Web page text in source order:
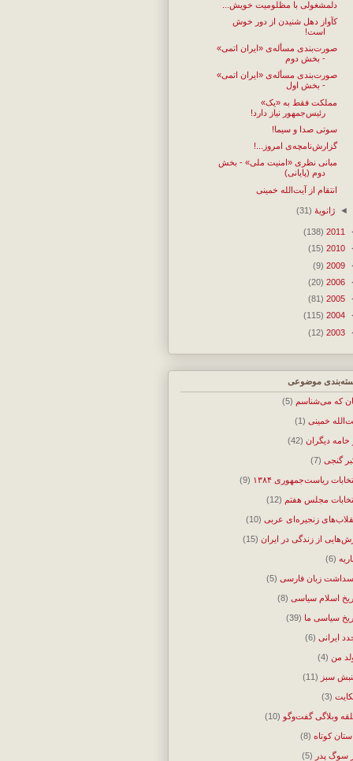
دلمشغولی با مظلومیت خویش...
کآواز دهل شنیدن از دور خوش
است!
صورت‌بندی مسأله‌ی «ایران اتمی»
- بخش دوم
صورت‌بندی مسأله‌ی «ایران اتمی»
- بخش اول
مملکت فقط به «یک»
رئیس‌جمهور نیاز دارد!
سوتی صدا و سیما!
گزارش‌نامچه‌ی امروز...!
مبانی نظری «امنیت ملی» - بخش
دوم (پایانی)
انتقام از آیت‌الله خمینی
◄ژانویهٔ (31)
2011
(138)
2010
(15)
2009
(9)
2006
(20)
2005
(81)
2004
(115)
2003
(12)
موضوعی
که می‌شناسم (5)
خمینی (1)
خامه دیگران (42)
گنجی (7)
ریاست‌جمهوری ۱۳۸۴ (9)
مجلس هفتم (12)
زنجیره‌ای عربی (10)
از زندگی در ایران (15)
(6)
زبان فارسی (5)
اسلام سیاسی (8)
سیاسی ما (39)
ایرانی (6)
من (4)
سبز (11)
(3)
وبلاگی گفت‌وگو (10)
کوتاه (8)
سوگ پدر (5)